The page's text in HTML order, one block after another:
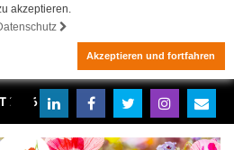
akzeptieren.
Akzeptieren und fortfahren
2026